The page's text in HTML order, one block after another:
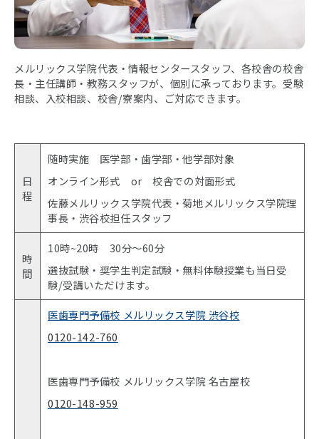
メルリックス学院代表・情報センタースタッフ、各校舎の校舎
長・主任講師・教務スタッフが、個別に承っております。受験
相談、入校相談、校舎/寮案内、ご対応できます。
日
程
随時実施 医学部・歯学部・他学部対象
オンライン形式 or 校舎での対面形式
佐藤メルリックス学院代表・菊地メルリックス学院理
事長・渋谷校担任スタッフ
時
間
10時~20時 30分〜60分
選抜試験・奨学生判定試験・無料体験授業も当日受
験/受講いただけます。
医歯専門予備校 メルリックス学院 渋谷校
0120-142-760
医歯専門予備校 メルリックス学院 名古屋校
0120-148-959